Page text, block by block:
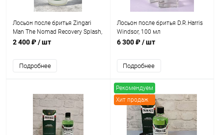
Лосьон после бритья Zingari
Man The Nomad Recovery Splash,
118 мл
2 400 ₽/ шт
Подробнее
Лосьон после бритья D.R.Harris
Windsor, 100 мл
6 300 ₽/ шт
Подробнее
Рекомендуем
Хит продаж